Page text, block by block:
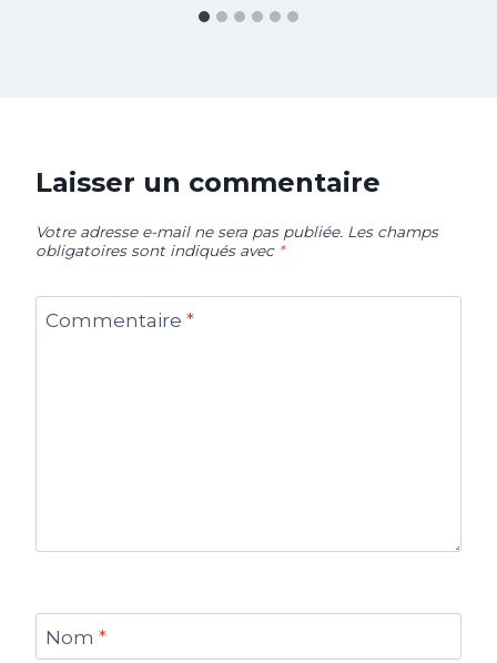
Laisser un commentaire
Votre adresse e-mail ne sera pas publiée. Les champs
obligatoires sont indiqués avec *
Commentaire *
Nom *